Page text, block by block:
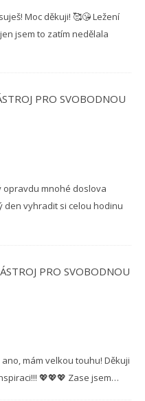
Moc děkuji! 🥰😘 Ležení
jsem to zatím nedělala
PRO SVOBODNOU
opravdu mnohé doslova
den vyhradit si celou hodinu
PRO SVOBODNOU
mám velkou touhu! Děkuji
💖💖💖 Zase jsem…